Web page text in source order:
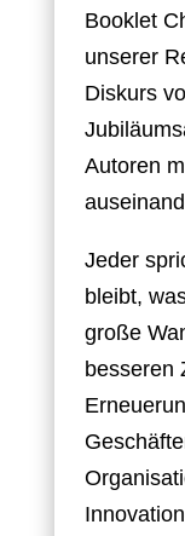
Booklet
unserer
Diskurs
Autoren
Jeder
bleibt,
große
besseren